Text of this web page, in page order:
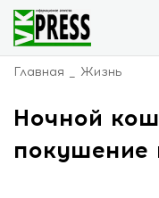
Главная Жизнь
Ночной